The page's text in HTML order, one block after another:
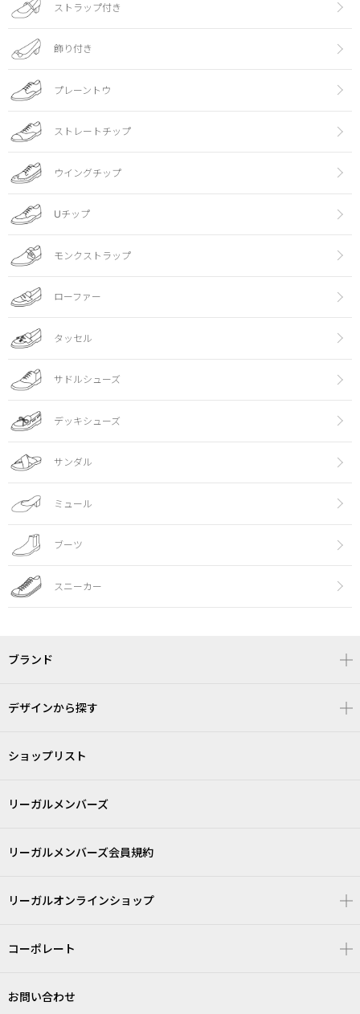
ストラップ付き
飾り付き
プレーントウ
ストレートチップ
ウイングチップ
Uチップ
モンクストラップ
ローファー
タッセル
サドルシューズ
デッキシューズ
サンダル
ミュール
ブーツ
スニーカー
ブランド
デザインから探す
ショップリスト
リーガルメンバーズ
リーガルメンバーズ会員規約
リーガルオンラインショップ
コーポレート
お問い合わせ